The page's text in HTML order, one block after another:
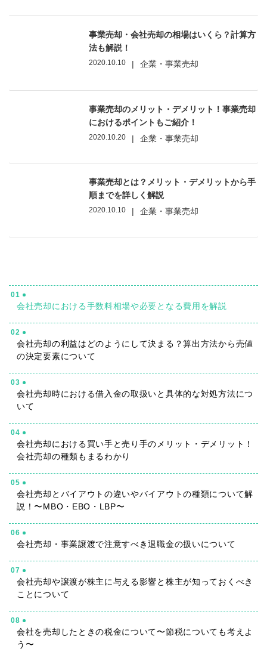
事業売却・会社売却の相場はいくら？計算方
法も解説！
2020.10.10 | 企業・事業売却
事業売却のメリット・デメリット！事業売却
におけるポイントもご紹介！
2020.10.20 | 企業・事業売却
事業売却とは？メリット・デメリットから手
順までを詳しく解説
2020.10.10 | 企業・事業売却
01
会社売却における手数料相場や必要となる費用を解説
02
会社売却の利益はどのようにして決まる？算出方法から売値
の決定要素について
03
会社売却時における借入金の取扱いと具体的な対処方法につ
いて
04
会社売却における買い手と売り手のメリット・デメリット！
会社売却の種類もまるわかり
05
会社売却とバイアウトの違いやバイアウトの種類について解
説！〜MBO・EBO・LBP〜
06
会社売却・事業譲渡で注意すべき退職金の扱いについて
07
会社売却や譲渡が株主に与える影響と株主が知っておくべき
ことについて
08
会社を売却したときの税金について〜節税についても考えよ
う〜